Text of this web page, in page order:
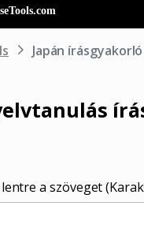
Japán
a szöveget